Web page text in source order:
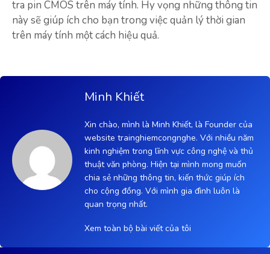
tra pin CMOS trên máy tính. Hy vọng những thông tin
này sẽ giúp ích cho bạn trong việc quản lý thời gian
trên máy tính một cách hiệu quả.
Minh Khiết
Xin chào, mình là Minh Khiết, là Founder của
website trainghiemcongnghe. Với nhiều năm
kinh nghiệm trong lĩnh vực công nghệ và thủ
thuật văn phòng. Hiện tại mình mong muốn
chia sẻ những thông tin, kiến thức giúp ích
cho cộng đồng. Với mình gia đình luôn là
quan trọng nhất.
Xem toàn bộ bài viết của tôi